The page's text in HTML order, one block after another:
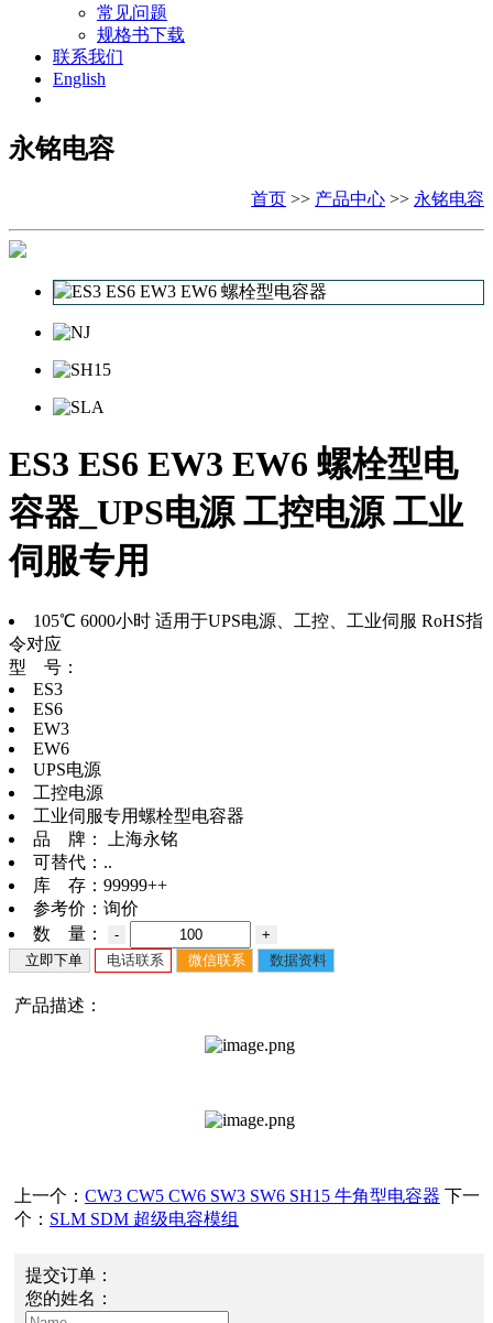
常见问题
规格书下载
联系我们
English
永铭电容
首页 >> 产品中心 >> 永铭电容
ES3 ES6 EW3 EW6 螺栓型电
容器_UPS电源 工控电源 工业
伺服专用
105℃ 6000小时 适用于UPS电源、工控、工业伺服 RoHS指
令对应
型 号：
ES3
ES6
EW3
EW6
UPS电源
工控电源
工业伺服专用螺栓型电容器
品 牌：
上海永铭
可替代： ..
库 存： 99999++
参考价： 询价
数 量：
-
+
立即下单
电话联系 微信联系 数据资料
产品描述：
上一个： CW3 CW5 CW6 SW3 SW6 SH15 牛角型电容器 下一
个： SLM SDM 超级电容模组
提交订单：
您的姓名：